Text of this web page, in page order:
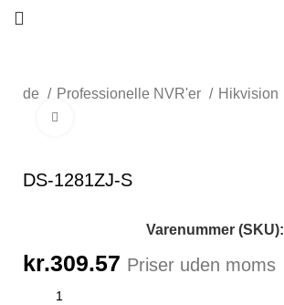
Professionelle NVR'er Hikvision
DS-1281ZJ-S
Varenummer (SKU):
kr.309.57 Priser uden moms